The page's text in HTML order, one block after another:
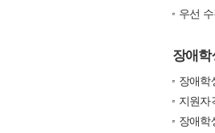
우선
장애
장애학
지원자
장애학